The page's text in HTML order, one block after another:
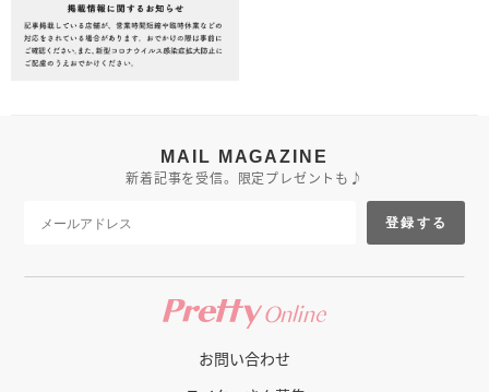
MAIL MAGAZINE
新着記事を受信。限定プレゼントも♪
登録する
お問い合わせ